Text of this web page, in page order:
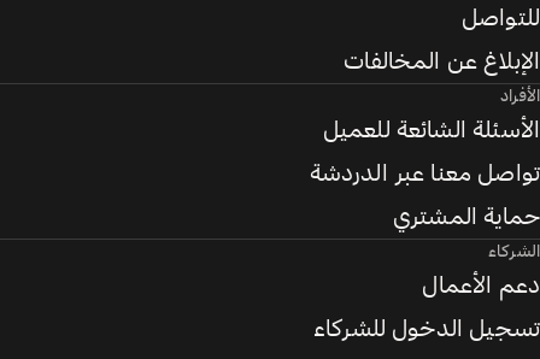
للتواصل
الإبلاغ عن المخالفات
الأفراد
الأسئلة الشائعة للعميل
تواصل معنا عبر الدردشة
حماية المشتري
الشركاء
دعم الأعمال
تسجيل الدخول للشركاء